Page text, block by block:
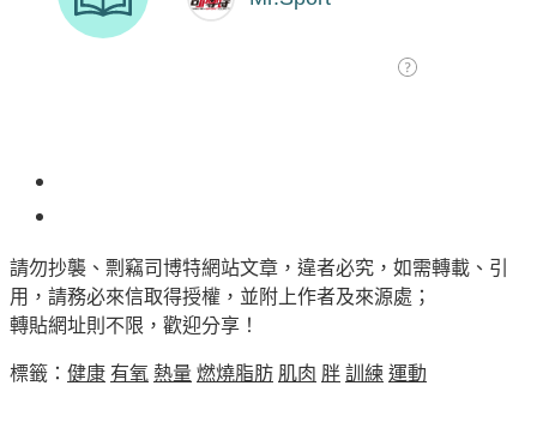
請勿抄襲、剽竊司博特網站文章，違者必究，如需轉載、引
用，請務必來信取得授權，並附上作者及來源處；
轉貼網址則不限，歡迎分享！
標籤： 健康 有氧 熱量 燃燒脂肪 肌肉 胖 訓練 運動